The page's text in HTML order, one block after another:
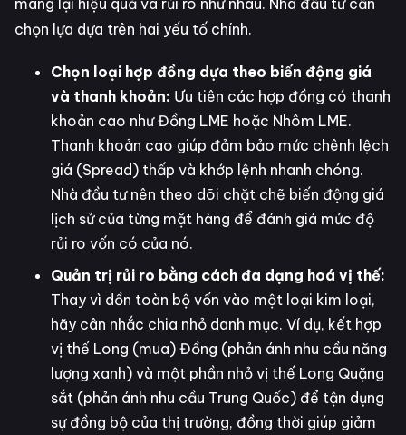
chọn lựa dựa trên hai yếu tố chính.
Chọn loại hợp đồng dựa theo biến động giá
và thanh khoản: Ưu tiên các hợp đồng có thanh
khoản cao như Đồng LME hoặc Nhôm LME.
Thanh khoản cao giúp đảm bảo mức chênh lệch
giá (Spread) thấp và khớp lệnh nhanh chóng.
Nhà đầu tư nên theo dõi chặt chẽ biến động giá
lịch sử của từng mặt hàng để đánh giá mức độ
rủi ro vốn có của nó.
Quản trị rủi ro bằng cách đa dạng hoá vị thế:
Thay vì dồn toàn bộ vốn vào một loại kim loại,
hãy cân nhắc chia nhỏ danh mục. Ví dụ, kết hợp
vị thế Long (mua) Đồng (phản ánh nhu cầu năng
lượng xanh) và một phần nhỏ vị thế Long Quặng
sắt (phản ánh nhu cầu Trung Quốc) để tận dụng
sự đồng bộ của thị trường, đồng thời giúp giảm